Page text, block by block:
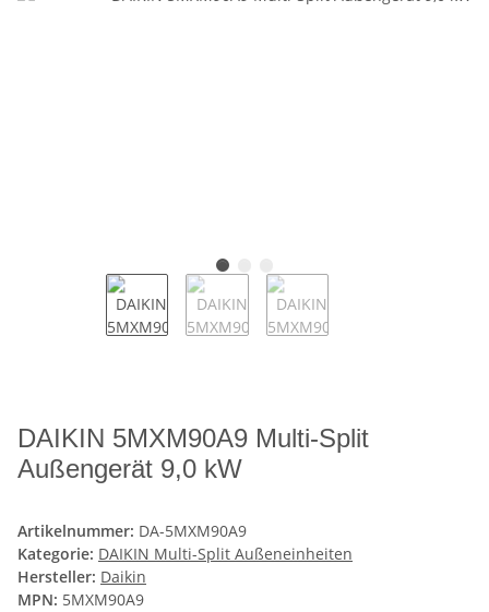
DAIKIN 5MXM90A9 Multi-Split
Außengerät 9,0 kW
Artikelnummer: DA-5MXM90A9
Kategorie: DAIKIN Multi-Split Außeneinheiten
Hersteller: Daikin
MPN: 5MXM90A9